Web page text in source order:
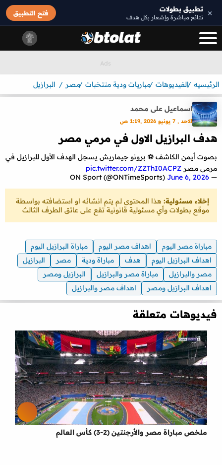
× تطبيق بطولات
نتائج مباشرة وإشعار بكل هدف
فتح التطبيق
الرئيسيه الفيديوهات مباريات ودية منتخبات مصر البرازيل
اسماعيل على محمد
الاحد , 7 يونيو 2026 ,1:19 ص
هدف البرازيل الاول في مرمي مصر
بصوت أيمن الكاشف ⚽️ برونو جيماريش يسجل الهدف الأول للبرازيل في
مرمى مصر pic.twitter.com/ZZThI0ACPZ
— ON Sport (@ONTimeSports)
June 6, 2026
إخلاء مسئولية: هذا المحتوى لم يتم انشائه او استضافته بواسطة
موقع بطولات وأي مسئولية قانونية تقع على عاتق الطرف الثالث
مباراة مصر اليوم اهداف مصر اليوم
مباراة البرازيل اليوم
اهداف البرازيل اليوم
هدف مباراة ودية مصر
البرازيل
مصر والبرازيل
مباراة مصر والبرازيل
البرازيل ومصر
اهداف البرازيل ومصر
اهداف مصر والبرازيل
فيديوهات متعلقة
ملخص مباراة مصر والأرجنتين (2-3) كأس العالم